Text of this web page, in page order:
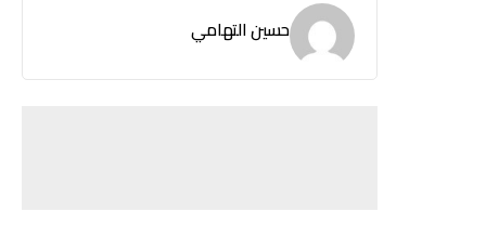
حسين التهامي